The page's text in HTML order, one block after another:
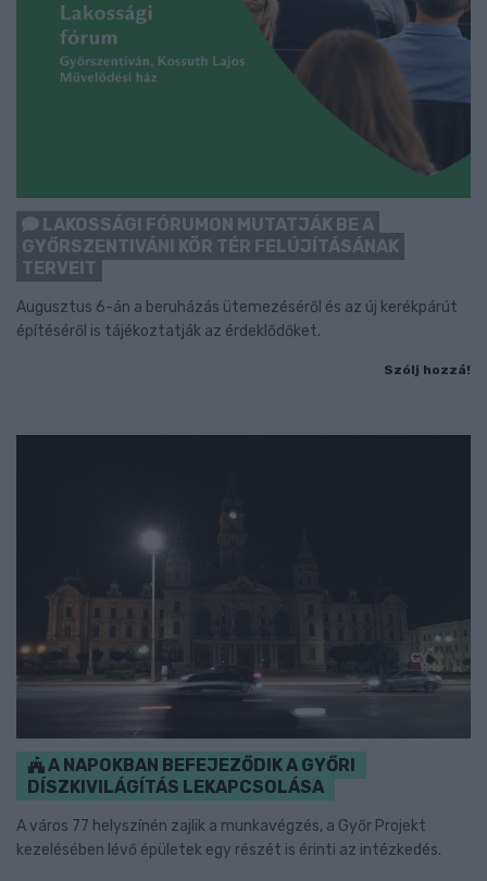
LAKOSSÁGI FÓRUMON MUTATJÁK BE A
GYŐRSZENTIVÁNI KÖR TÉR FELÚJÍTÁSÁNAK
TERVEIT
Augusztus 6-án a beruházás ütemezéséről és az új kerékpárút
építéséről is tájékoztatják az érdeklődőket.
Szólj hozzá!
A NAPOKBAN BEFEJEZŐDIK A GYŐRI
DÍSZKIVILÁGÍTÁS LEKAPCSOLÁSA
A város 77 helyszínén zajlik a munkavégzés, a Győr Projekt
kezelésében lévő épületek egy részét is érinti az intézkedés.